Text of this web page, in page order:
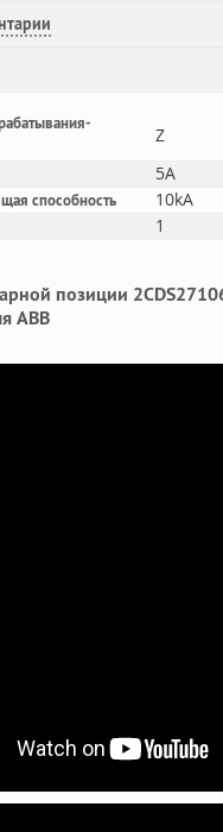
Z
5A
способность 10kA
1
позиции
ABB